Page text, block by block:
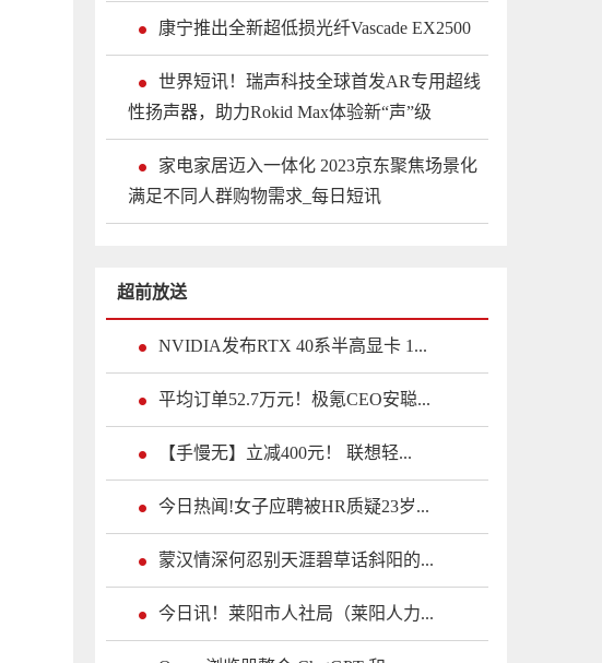
康宁推出全新超低损光纤Vascade EX2500
世界短讯！瑞声科技全球首发AR专用超线
性扬声器，助力Rokid Max体验新“声”级
家电家居迈入一体化 2023京东聚焦场景化
满足不同人群购物需求_每日短讯
超前放送
NVIDIA发布RTX 40系半高显卡 1...
平均订单52.7万元！极氪CEO安聪...
【手慢无】立减400元！ 联想轻...
今日热闻!女子应聘被HR质疑23岁...
蒙汉情深何忍别天涯碧草话斜阳的...
今日讯！莱阳市人社局（莱阳人力...